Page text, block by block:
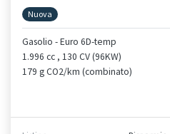
Nuova
Gasolio - Euro 6D-temp
1.996 cc , 130 CV (96KW)
179 g CO2/km (combinato)